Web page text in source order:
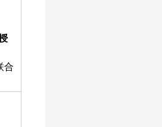
合